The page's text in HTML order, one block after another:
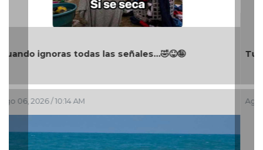
Turista se ahoga en playa de Cazones de Herrera
Ago 06, 2026 / 9:24 AM